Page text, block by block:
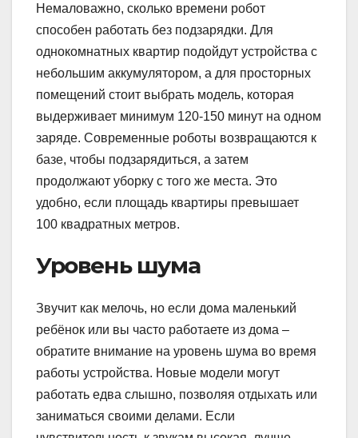
Немаловажно, сколько времени робот
способен работать без подзарядки. Для
однокомнатных квартир подойдут устройства с
небольшим аккумулятором, а для просторных
помещений стоит выбрать модель, которая
выдерживает минимум 120-150 минут на одном
заряде. Современные роботы возвращаются к
базе, чтобы подзарядиться, а затем
продолжают уборку с того же места. Это
удобно, если площадь квартиры превышает
100 квадратных метров.
Уровень шума
Звучит как мелочь, но если дома маленький
ребёнок или вы часто работаете из дома –
обратите внимание на уровень шума во время
работы устройства. Новые модели могут
работать едва слышно, позволяя отдыхать или
заниматься своими делами. Если